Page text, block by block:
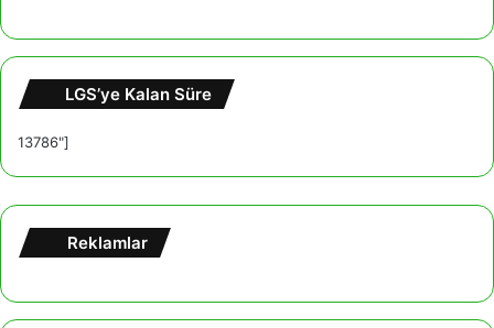
LGS’ye Kalan Süre
13786"]
Reklamlar